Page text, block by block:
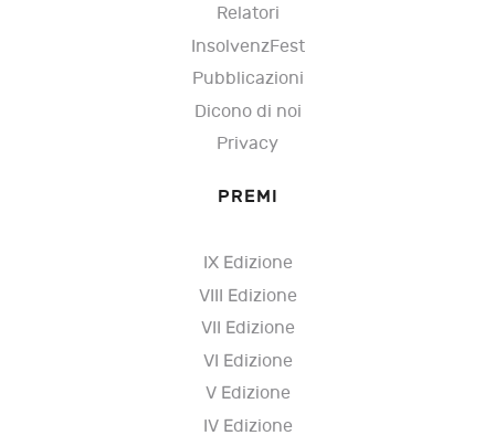
Relatori
InsolvenzFest
Pubblicazioni
Dicono di noi
Privacy
PREMI
IX Edizione
VIII Edizione
VII Edizione
VI Edizione
V Edizione
IV Edizione